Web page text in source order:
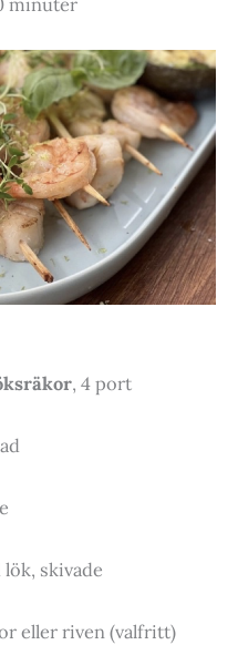
, 4 port
skivade
eller riven (valfritt)